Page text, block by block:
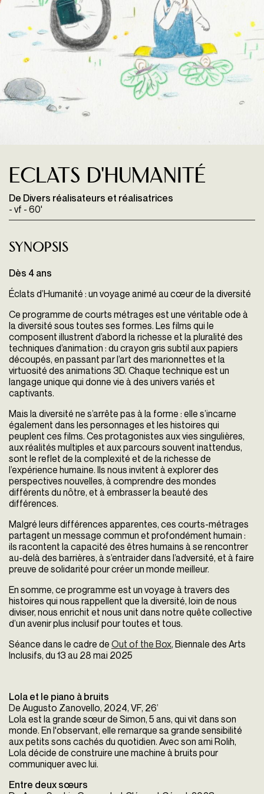
Eclats d'humanité
De Divers réalisateurs et réalisatrices
- vf - 60'
Synopsis
Dès 4 ans
Éclats d’Humanité : un voyage animé au cœur de la diversité
Ce programme de courts métrages est une véritable ode à
la diversité sous toutes ses formes. Les films qui le
composent illustrent d’abord la richesse et la pluralité des
techniques d’animation : du crayon gris subtil aux papiers
découpés, en passant par l’art des marionnettes et la
virtuosité des animations 3D. Chaque technique est un
langage unique qui donne vie à des univers variés et
captivants.
Mais la diversité ne s’arrête pas à la forme : elle s’incarne
également dans les personnages et les histoires qui
peuplent ces films. Ces protagonistes aux vies singulières,
aux réalités multiples et aux parcours souvent inattendus,
sont le reflet de la complexité et de la richesse de
l’expérience humaine. Ils nous invitent à explorer des
perspectives nouvelles, à comprendre des mondes
différents du nôtre, et à embrasser la beauté des
différences.
Malgré leurs différences apparentes, ces courts-métrages
partagent un message commun et profondément humain :
ils racontent la capacité des êtres humains à se rencontrer
au-delà des barrières, à s’entraider dans l’adversité, et à faire
preuve de solidarité pour créer un monde meilleur.
En somme, ce programme est un voyage à travers des
histoires qui nous rappellent que la diversité, loin de nous
diviser, nous enrichit et nous unit dans notre quête collective
d’un avenir plus inclusif pour toutes et tous.
Séance dans le cadre de Out of the Box, Biennale des Arts
Inclusifs, du 13 au 28 mai 2025
Lola et le piano à bruits
De Augusto Zanovello, 2024, VF, 26’
Lola est la grande sœur de Simon, 5 ans, qui vit dans son
monde. En l'observant, elle remarque sa grande sensibilité
aux petits sons cachés du quotidien. Avec son ami Rolih,
Lola décide de construire une machine à bruits pour
communiquer avec lui.
Entre deux sœurs